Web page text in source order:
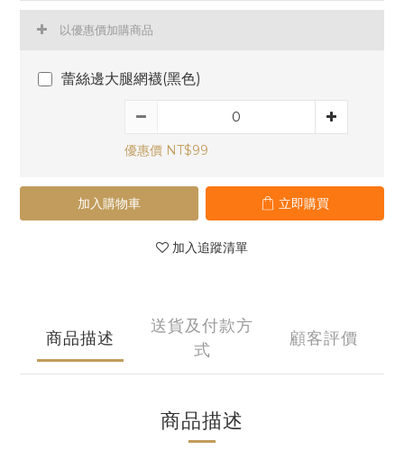
以優惠價加購商品
蕾絲邊大腿網襪(黑色)
優惠價 NT$99
加入購物車 立即購買
加入追蹤清單
商品描述
送貨及付款方
式
顧客評價
商品描述